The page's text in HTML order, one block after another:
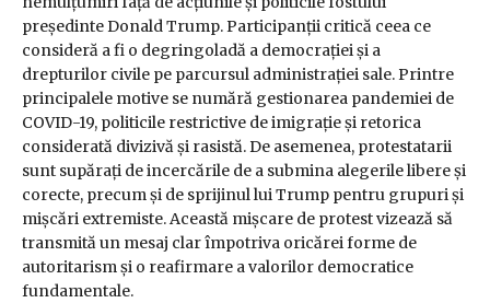
președinte Donald Trump. Participanții critică ceea ce
consideră a fi o degringoladă a democrației și a
drepturilor civile pe parcursul administrației sale. Printre
principalele motive se numără gestionarea pandemiei de
COVID-19, politicile restrictive de imigrație și retorica
considerată divizivă și rasistă. De asemenea, protestatarii
sunt supărați de incercările de a submina alegerile libere și
corecte, precum și de sprijinul lui Trump pentru grupuri și
mișcări extremiste. Această mișcare de protest vizează să
transmită un mesaj clar împotriva oricărei forme de
autoritarism și o reafirmare a valorilor democratice
fundamentale.